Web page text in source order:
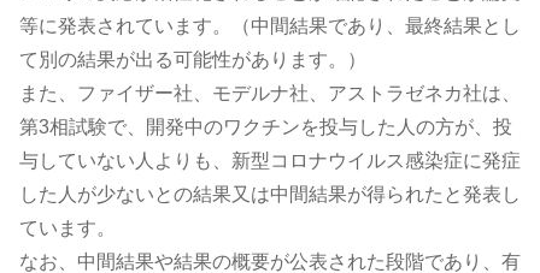
等に発表されています。（中間結果であり、最終結果とし
て別の結果が出る可能性があります。）
また、ファイザー社、モデルナ社、アストラゼネカ社は、
第3相試験で、開発中のワクチンを投与した人の方が、投
与していない人よりも、新型コロナウイルス感染症に発症
した人が少ないとの結果又は中間結果が得られたと発表し
ています。
なお、中間結果や結果の概要が公表された段階であり、有